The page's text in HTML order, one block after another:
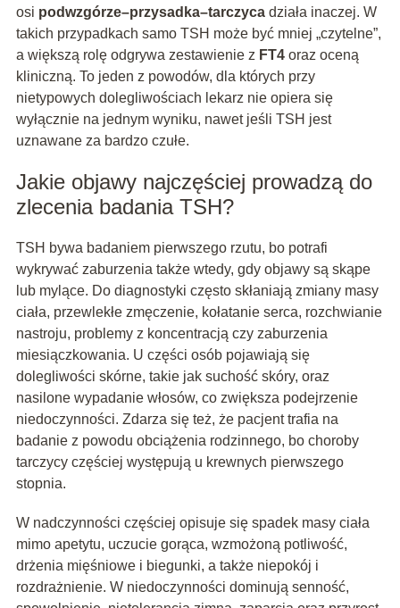
osi podwzgórze–przysadka–tarczycadziała inaczej. W
takich przypadkach samo TSH może być mniej „czytelne”,
a większą rolę odgrywa zestawienie z FT4oraz oceną
kliniczną. To jeden z powodów, dla których przy
nietypowych dolegliwościach lekarz nie opiera się
wyłącznie na jednym wyniku, nawet jeśli TSH jest
uznawane za bardzo czułe.
Jakie objawy najczęściej prowadzą do
zlecenia badania TSH?
TSH bywa badaniem pierwszego rzutu, bo potrafi
wykrywać zaburzenia także wtedy, gdy objawy są skąpe
lub mylące. Do diagnostyki często skłaniają zmiany masy
ciała, przewlekłe zmęczenie, kołatanie serca, rozchwianie
nastroju, problemy z koncentracją czy zaburzenia
miesiączkowania. U części osób pojawiają się
dolegliwości skórne, takie jak suchość skóry, oraz
nasilone wypadanie włosów, co zwiększa podejrzenie
niedoczynności. Zdarza się też, że pacjent trafia na
badanie z powodu obciążenia rodzinnego, bo choroby
tarczycy częściej występują u krewnych pierwszego
stopnia.
W nadczynności częściej opisuje się spadek masy ciała
mimo apetytu, uczucie gorąca, wzmożoną potliwość,
drżenia mięśniowe i biegunki, a także niepokój i
rozdrażnienie. W niedoczynności dominują senność,